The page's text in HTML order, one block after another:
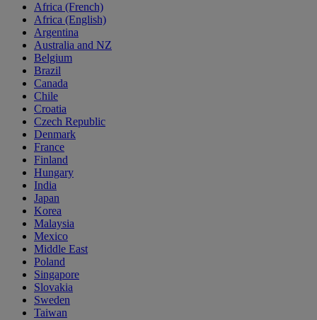
Africa (French)
Africa (English)
Argentina
Australia and NZ
Belgium
Brazil
Canada
Chile
Croatia
Czech Republic
Denmark
France
Finland
Hungary
India
Japan
Korea
Malaysia
Mexico
Middle East
Poland
Singapore
Slovakia
Sweden
Taiwan